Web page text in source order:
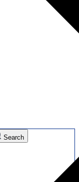
Search